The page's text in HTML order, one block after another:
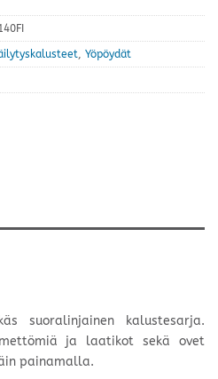
Yöpöydät
suoralinjainen kalustesarja.
ja laatikot sekä ovet
painamalla.